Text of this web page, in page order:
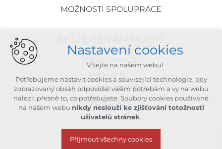
MOŽNOSTI SPOLUPRÁCE
NEZÁVAZNÁ POPTÁVKA
KONTAKTY
Nastavení cookies
Vítejte na našem webu!
Potřebujeme nastavit cookies a související technologie, aby
zobrazovaný obsah odpovídal vašim potřebám a vy na webu
nalezli přesně to, co potřebujete. Soubory cookies používané
na našem webu nikdy neslouží ke zjišťování totožnosti
uživatelů stránek.
Přijmout všechny cookies